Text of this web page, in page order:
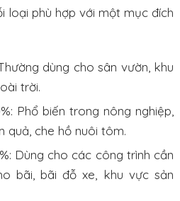
loại phù hợp với một mục đích
dùng cho sân vườn, khu
trời.
Phổ biến trong nông nghiệp,
quả, che hồ nuôi tôm.
Dùng cho các công trình cần
bãi, bãi đỗ xe, khu vực sản